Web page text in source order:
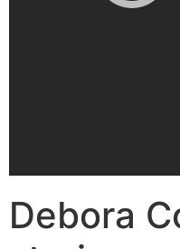
Debora